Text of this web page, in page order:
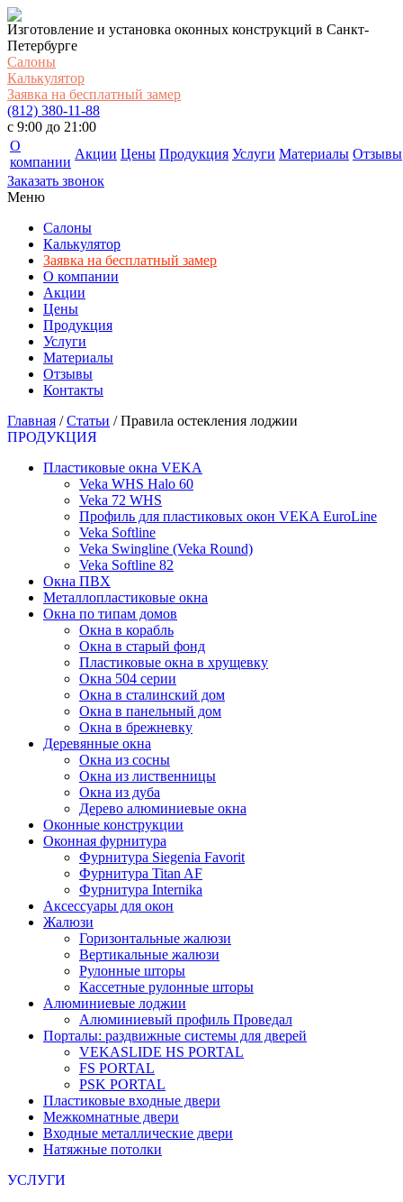
Изготовление и установка оконных конструкций в Санкт-
Петербурге
Салоны
Калькулятор
Заявка на бесплатный замер
(812) 380-11-88
c 9:00 до 21:00
О
компании
Акции Цены Продукция Услуги Материалы Отзывы
Заказать звонок
Меню
Салоны
Калькулятор
Заявка на бесплатный замер
О компании
Акции
Цены
Продукция
Услуги
Материалы
Отзывы
Контакты
Главная /Статьи /Правила остекления лоджии
ПРОДУКЦИЯ
Пластиковые окна VEKA
Veka WHS Halo 60
Veka 72 WHS
Профиль для пластиковых окон VEKA EuroLine
Veka Softline
Veka Swingline (Veka Round)
Veka Softline 82
Окна ПВХ
Металлопластиковые окна
Окна по типам домов
Окна в корабль
Окна в старый фонд
Пластиковые окна в хрущевку
Окна 504 серии
Окна в сталинский дом
Окна в панельный дом
Окна в брежневку
Деревянные окна
Окна из сосны
Окна из лиственницы
Окна из дуба
Дерево алюминиевые окна
Оконные конструкции
Оконная фурнитура
Фурнитура Siegenia Favorit
Фурнитура Titan AF
Фурнитура Internika
Аксессуары для окон
Жалюзи
Горизонтальные жалюзи
Вертикальные жалюзи
Рулонные шторы
Кассетные рулонные шторы
Алюминиевые лоджии
Алюминиевый профиль Проведал
Порталы: раздвижные системы для дверей
VEKASLIDE HS PORTAL
FS PORTAL
PSK PORTAL
Пластиковые входные двери
Межкомнатные двери
Входные металлические двери
Натяжные потолки
УСЛУГИ